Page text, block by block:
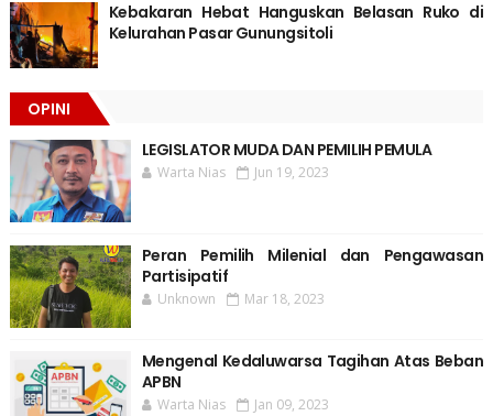
Kebakaran Hebat Hanguskan Belasan Ruko di
Kelurahan Pasar Gunungsitoli
OPINI
LEGISLATOR MUDA DAN PEMILIH PEMULA
Warta Nias Jun 19, 2023
Peran Pemilih Milenial dan Pengawasan
Partisipatif
Unknown Mar 18, 2023
Mengenal Kedaluwarsa Tagihan Atas Beban
APBN
Warta Nias Jan 09, 2023